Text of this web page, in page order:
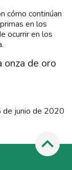
cómo continúan
en los
ocurrir en los
onza de oro
de junio de 2020